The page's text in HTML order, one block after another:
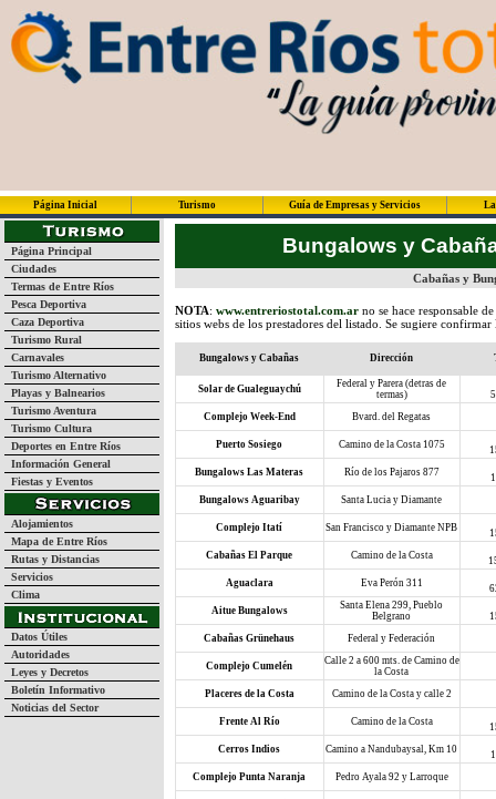
Página Inicial Turismo Guía de Empresas y Servicios
Página Principal
Ciudades
Termas de Entre Ríos
Pesca Deportiva
Caza Deportiva
Turismo Rural
Carnavales
Turismo Alternativo
Playas y Balnearios
Turismo Aventura
Turismo Cultura
Deportes en Entre Ríos
Información General
Fiestas y Eventos
Alojamientos
Mapa de Entre Ríos
Rutas y Distancias
Servicios
Clima
Datos Útiles
Autoridades
Leyes y Decretos
Boletín Informativo
Noticias del Sector
Bungalows y
Cabañas y
NOTA: www.entreriostotal.com.arno se hace responsable
sitios webs de los prestadores del listado. Se sugiere confirmar
Bungalows y Cabañas Dirección
Solar de Gualeguaychú
Federal y Parera (detras de
termas)
Complejo Week-End
Bvard. del Regatas
Puerto Sosiego Camino de la Costa 1075
Bungalows Las Materas
Río de los Pajaros 877
Bungalows Aguaribay
Santa Lucia y Diamante
Complejo Itatí San Francisco y Diamante NPB
Cabañas El Parque
Camino de la Costa
Aguaclara
Eva Perón 311
Aitue Bungalows
Santa Elena 299, Pueblo
Belgrano
Cabañas Grünehaus
Federal y Federación
Complejo Cumelén
Calle 2 a 600 mts. de Camino de
la Costa
Placeres de la Costa
Camino de la Costa y calle 2
Frente Al Río Camino de la Costa
Cerros Indios
Camino a Nandubaysal, Km 10
Complejo Punta Naranja
Pedro Ayala 92 y Larroque